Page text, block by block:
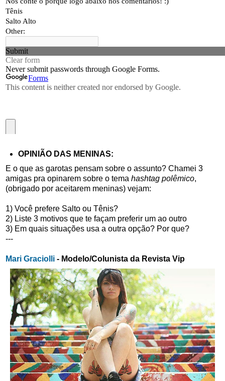
OPINIÃO DAS MENINAS:
E o que as garotas pensam sobre o assunto? Chamei 3
amigas pra opinarem sobre o tema hashtag polêmico,
(obrigado por aceitarem meninas) vejam:
1) Você prefere Salto ou Tênis?
2) Liste 3 motivos que te façam preferir um ao outro
3) Em quais situações usa a outra opção? Por que?
---
Mari Graciolli - Modelo/Colunista da Revista Vip